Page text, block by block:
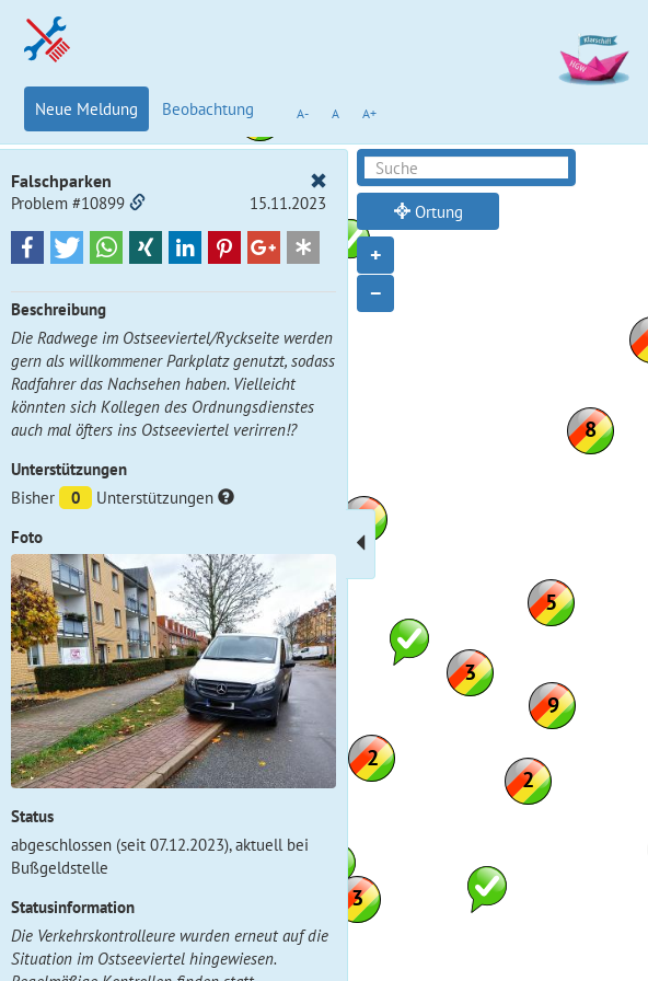
Neue Meldung Beobachtung A- A A+
Falschparken
Problem #10899 15.11.2023
Beschreibung
Die Radwege im Ostseeviertel/Ryckseite werden
gern als willkommener Parkplatz genutzt, sodass
Radfahrer das Nachsehen haben. Vielleicht
könnten sich Kollegen des Ordnungsdienstes
auch mal öfters ins Ostseeviertel verirren!?
Unterstützungen
Bisher
0
Unterstützungen
Foto
Status
abgeschlossen (seit 07.12.2023), aktuell bei
Bußgeldstelle
Statusinformation
Die Verkehrskontrolleure wurden erneut auf die
Situation im Ostseeviertel hingewiesen.
+
−
Ortung